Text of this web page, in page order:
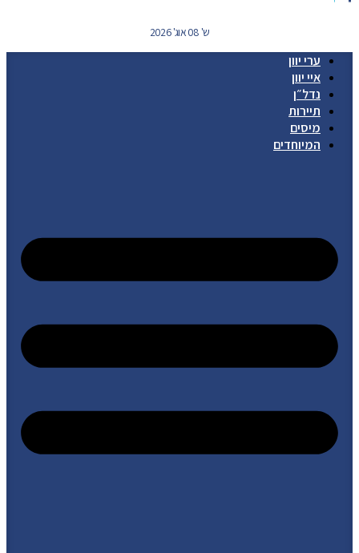
ש' 08 אוג' 2026
ערי יוון
איי יוון
נדל״ן
תיירות
מיסים
המיוחדים